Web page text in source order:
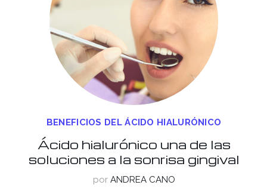
BENEFICIOS DEL ÁCIDO HIALURÓNICO
Ácido hialurónico una de las
soluciones a la sonrisa gingival
por ANDREA CANO